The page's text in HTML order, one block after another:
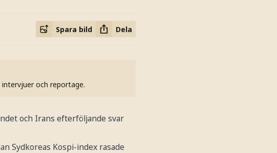
Spara bild Dela
intervjuer och reportage.
och Irans efterföljande svar
Sydkoreas Kospi-index rasade